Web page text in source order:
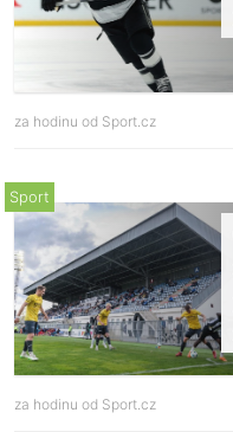
za hodinu od Sport.cz
Sport
za hodinu od Sport.cz